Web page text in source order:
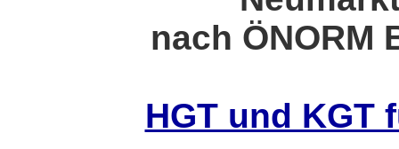
nach ÖNORM
HGT und KGT